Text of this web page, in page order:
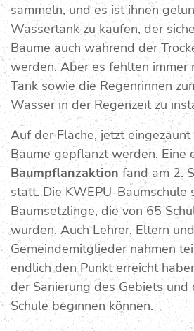
sammeln, und es ist ihnen
Wassertank zu kaufen, der
Bäume auch während der
werden. Aber es fehlten immer
Tank sowie die Regenrinnen
Wasser in der Regenzeit zu
Auf der Fläche, jetzt
Bäume gepflanzt werden. Eine
Baumpflanzaktion fand am 2.
statt. Die KWEPU-Baumschule
Baumsetzlinge, die von 65
wurden. Auch Lehrer, Eltern und
Gemeindemitglieder nahmen
endlich den Punkt erreicht
der Sanierung des Gebiets und
Schule beginnen können.